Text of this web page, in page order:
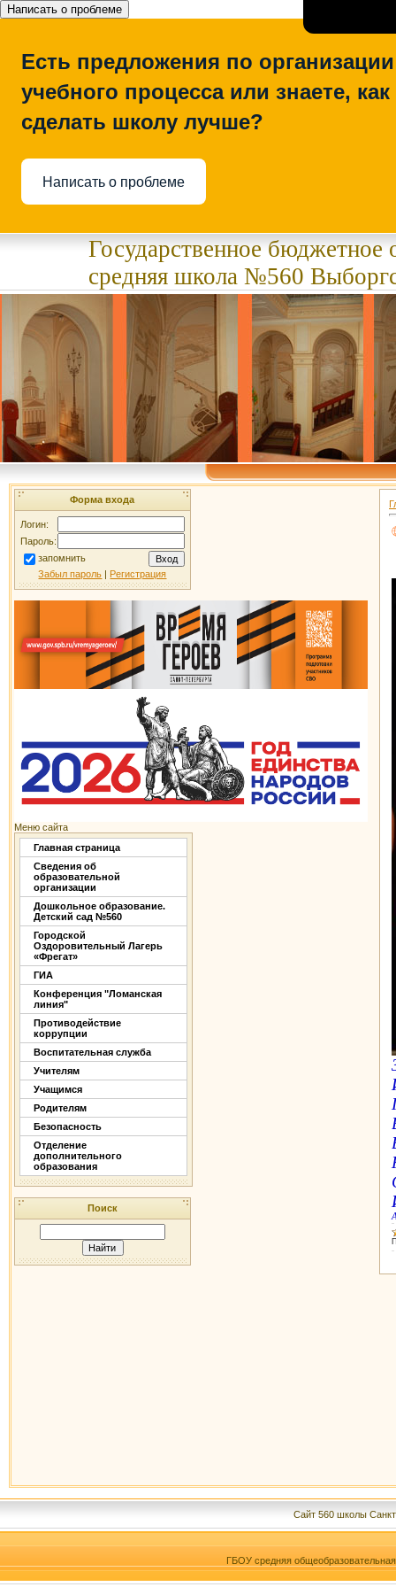
Написать о проблеме
Есть предложения по организации
учебного процесса или знаете, как
сделать школу лучше?
Написать о проблеме
Государственное бюджетное
средняя школа №560
Форма входа
Логин:
Пароль:
запомнить
Забыл пароль | Регистрация
Меню сайта
Главная страница
Сведения об
образовательной
организации
Дошкольное образование.
Детский сад №560
Городской
Оздоровительный Лагерь
«Фрегат»
ГИА
Конференция "Ломанская
линия"
Противодействие
коррупции
Воспитательная служба
Учителям
Учащимся
Родителям
Безопасность
Отделение
дополнительного
образования
Поиск
Сайт 560 школы
ГБОУ средняя